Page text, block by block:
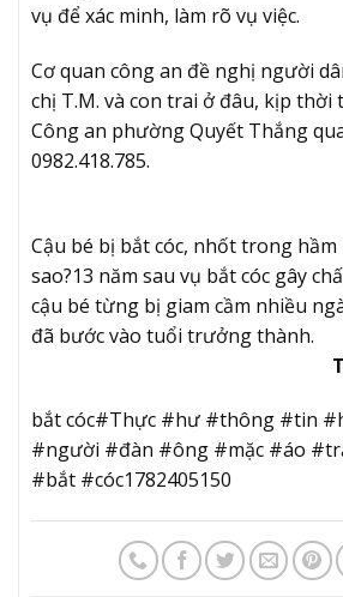
vụ để xác minh, làm rõ vụ việc.
Cơ quan công an đề nghị người
chị T.M. và con trai ở đâu, kịp thời
Công an phường Quyết Thắng
0982.418.785.
Cậu bé bị bắt cóc, nhốt trong
sao?13 năm sau vụ bắt cóc gây
cậu bé từng bị giam cầm nhiều
đã bước vào tuổi trưởng thành.
bắt cóc#Thực #hư #thông #tin
#người #đàn #ông #mặc #áo
#bắt #cóc1782405150